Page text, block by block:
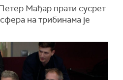
Мађар прати сусрет
на трибинама је